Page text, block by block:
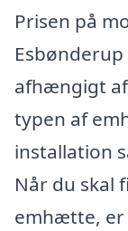
Prisen på
afhængigt
typen af
installation
Når du skal
emhætte, er